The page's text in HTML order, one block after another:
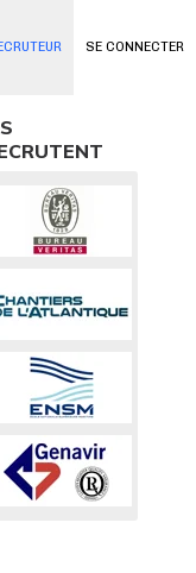
SE CONNECTER